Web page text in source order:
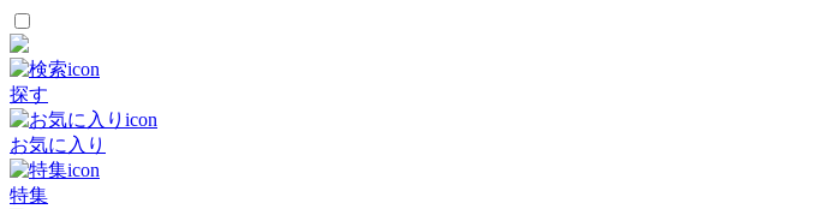
探す
お気に入り
特集